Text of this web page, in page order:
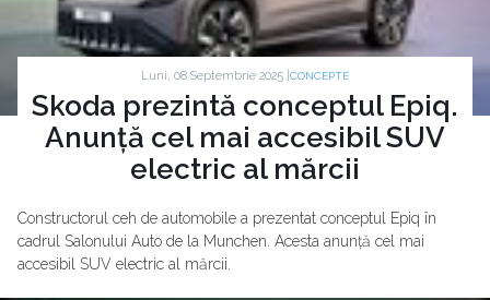
Luni, 08 Septembrie 2025 | CONCEPTE
Skoda prezintă conceptul Epiq.
Anunță cel mai accesibil SUV
electric al mărcii
Constructorul ceh de automobile a prezentat conceptul Epiq în
cadrul Salonului Auto de la Munchen. Acesta anunță cel mai
accesibil SUV electric al mărcii.